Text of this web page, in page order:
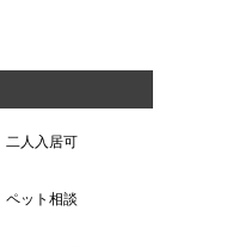
二人入居可
ペット相談